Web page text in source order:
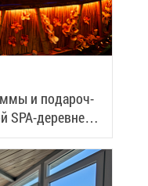
и по­да­роч­
SPA-де­ревне